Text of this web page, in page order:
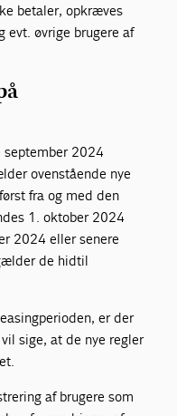
betaler, opkræves
evt. øvrige brugere af
september 2024
ovenstående nye
fra og med den
1. oktober 2024
2024 eller senere
de hidtil
er der
sige, at de nye regler
af brugere som